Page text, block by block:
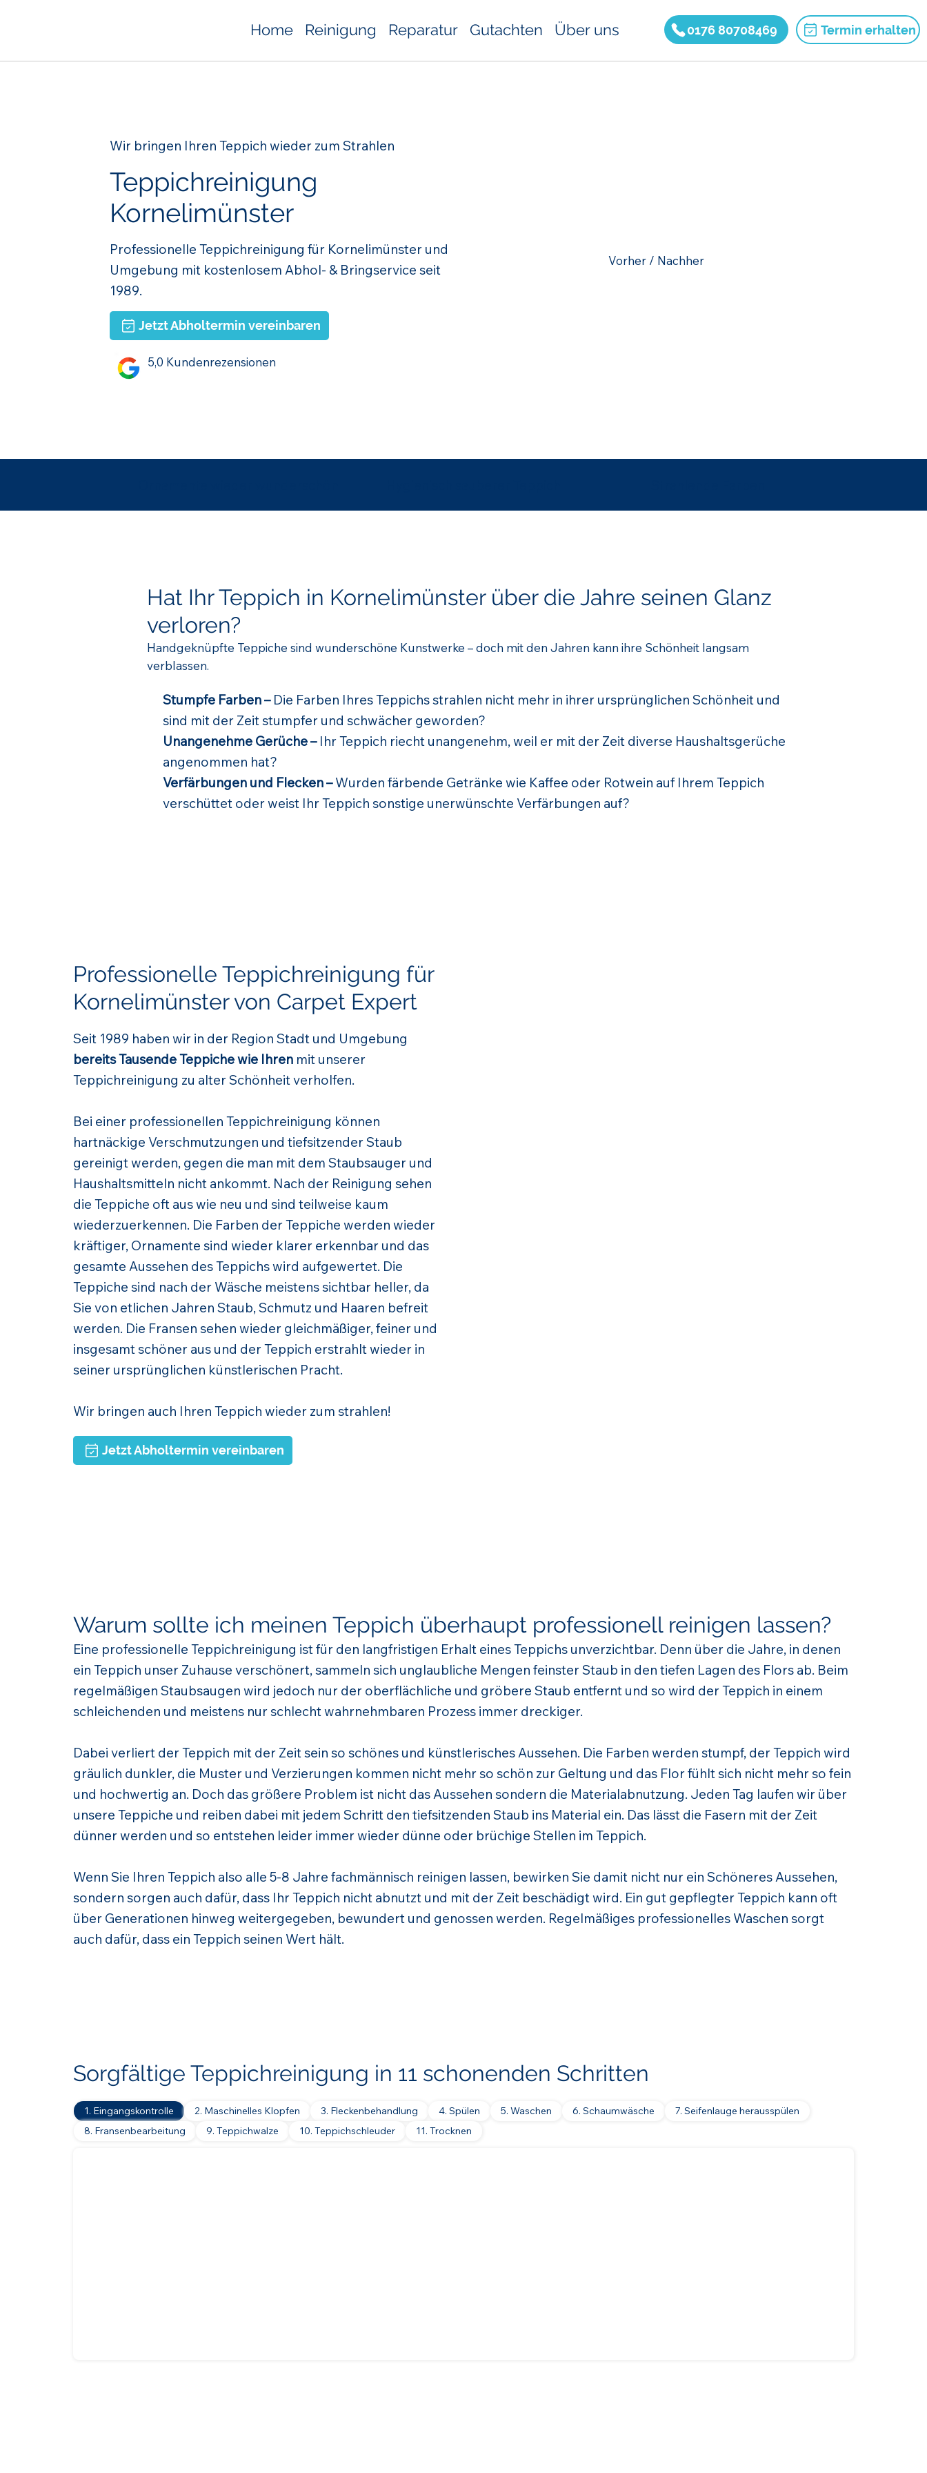
Home Reinigung Reparatur Gutachten Über uns 0176 80708469 Termin erhalten
Wir bringen Ihren Teppich wieder zum Strahlen
Teppichreinigung
Kornelimünster
Professionelle Teppichreinigung für Kornelimünster und
Umgebung mit kostenlosem Abhol- & Bringservice seit
1989.
Jetzt Abholtermin vereinbaren
5,0 Kundenrezensionen
Vorher / Nachher
Hat Ihr Teppich in Kornelimünster über die Jahre seinen Glanz
verloren?
Handgeknüpfte Teppiche sind wunderschöne Kunstwerke – doch mit den Jahren kann ihre Schönheit langsam
verblassen.
Stumpfe Farben –Die Farben Ihres Teppichs strahlen nicht mehr in ihrer ursprünglichen Schönheit und
sind mit der Zeit stumpfer und schwächer geworden?
Unangenehme Gerüche –Ihr Teppich riecht unangenehm, weil er mit der Zeit diverse Haushaltsgerüche
angenommen hat?
Verfärbungen und Flecken –Wurden färbende Getränke wie Kaffee oder Rotwein auf Ihrem Teppich
verschüttet oder weist Ihr Teppich sonstige unerwünschte Verfärbungen auf?
Professionelle Teppichreinigung für
Kornelimünster von Carpet Expert
Seit 1989 haben wir in der Region Stadt und Umgebung
bereits Tausende Teppiche wie Ihren mit unserer
Teppichreinigung zu alter Schönheit verholfen.
Bei einer professionellen Teppichreinigung können
hartnäckige Verschmutzungen und tiefsitzender Staub
gereinigt werden, gegen die man mit dem Staubsauger und
Haushaltsmitteln nicht ankommt. Nach der Reinigung sehen
die Teppiche oft aus wie neu und sind teilweise kaum
wiederzuerkennen. Die Farben der Teppiche werden wieder
kräftiger, Ornamente sind wieder klarer erkennbar und das
gesamte Aussehen des Teppichs wird aufgewertet. Die
Teppiche sind nach der Wäsche meistens sichtbar heller, da
Sie von etlichen Jahren Staub, Schmutz und Haaren befreit
werden. Die Fransen sehen wieder gleichmäßiger, feiner und
insgesamt schöner aus und der Teppich erstrahlt wieder in
seiner ursprünglichen künstlerischen Pracht.
Wir bringen auch Ihren Teppich wieder zum strahlen!
Jetzt Abholtermin vereinbaren
Warum sollte ich meinen Teppich überhaupt professionell reinigen lassen?
Eine professionelle Teppichreinigung ist für den langfristigen Erhalt eines Teppichs unverzichtbar. Denn über die Jahre, in denen
ein Teppich unser Zuhause verschönert, sammeln sich unglaubliche Mengen feinster Staub in den tiefen Lagen des Flors ab. Beim
regelmäßigen Staubsaugen wird jedoch nur der oberflächliche und gröbere Staub entfernt und so wird der Teppich in einem
schleichenden und meistens nur schlecht wahrnehmbaren Prozess immer dreckiger.
Dabei verliert der Teppich mit der Zeit sein so schönes und künstlerisches Aussehen. Die Farben werden stumpf, der Teppich wird
gräulich dunkler, die Muster und Verzierungen kommen nicht mehr so schön zur Geltung und das Flor fühlt sich nicht mehr so fein
und hochwertig an. Doch das größere Problem ist nicht das Aussehen sondern die Materialabnutzung. Jeden Tag laufen wir über
unsere Teppiche und reiben dabei mit jedem Schritt den tiefsitzenden Staub ins Material ein. Das lässt die Fasern mit der Zeit
dünner werden und so entstehen leider immer wieder dünne oder brüchige Stellen im Teppich.
Wenn Sie Ihren Teppich also alle 5-8 Jahre fachmännisch reinigen lassen, bewirken Sie damit nicht nur ein Schöneres Aussehen,
sondern sorgen auch dafür, dass Ihr Teppich nicht abnutzt und mit der Zeit beschädigt wird. Ein gut gepflegter Teppich kann oft
über Generationen hinweg weitergegeben, bewundert und genossen werden. Regelmäßiges professionelles Waschen sorgt
auch dafür, dass ein Teppich seinen Wert hält.
1. Eingangskontrolle 2. Maschinelles Klopfen 3. Fleckenbehandlung 4. Spülen 5. Waschen 6. Schaumwäsche
7. Seifenlauge herausspülen
8. Fransenbearbeitung
9. Teppichwalze 10. Teppichschleuder 11. Trocknen
Sorgfältige Teppichreinigung in 11 schonenden Schritten